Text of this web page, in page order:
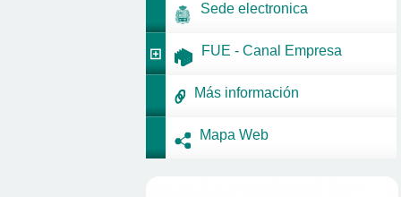
Sede electronica
FUE - Canal Empresa
Más información
Mapa Web